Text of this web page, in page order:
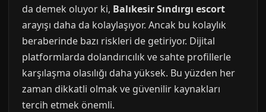
da demek oluyor ki, Balıkesir Sındırgı escort
arayışı daha da kolaylaşıyor. Ancak bu kolaylık
beraberinde bazı riskleri de getiriyor. Dijital
platformlarda dolandırıcılık ve sahte profillerle
karşılaşma olasılığı daha yüksek. Bu yüzden her
zaman dikkatli olmak ve güvenilir kaynakları
tercih etmek önemli.